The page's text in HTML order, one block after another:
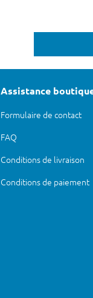
Assistance
Formulaire de contact
FAQ
Conditions de livraison
Conditions de paiement